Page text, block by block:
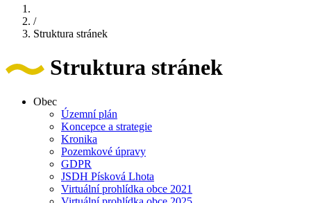
/
Struktura stránek
Struktura stránek
Obec
Územní plán
Koncepce a strategie
Kronika
Pozemkové úpravy
GDPR
JSDH Písková Lhota
Virtuální prohlídka obce 2021